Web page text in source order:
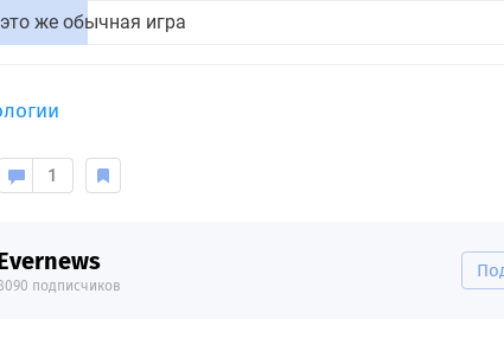
же обычная игра
1
подписчиков